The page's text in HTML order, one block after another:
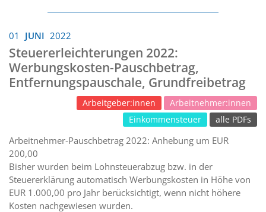
01 JUNI 2022
Steuererleichterungen 2022:
Werbungskosten-Pauschbetrag,
Entfernungspauschale, Grundfreibetrag
Arbeitgeber:innen
Arbeitnehmer:innen
Einkommensteuer
alle PDFs
Arbeitnehmer-Pauschbetrag 2022: Anhebung um EUR
200,00
Bisher wurden beim Lohnsteuerabzug bzw. in der
Steuererklärung automatisch Werbungskosten in Höhe von
EUR 1.000,00 pro Jahr berücksichtigt, wenn nicht höhere
Kosten nachgewiesen wurden.